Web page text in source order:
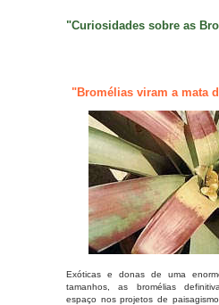
"Curiosidades sobre as
"Bromélias viram a mata
Exóticas e donas de uma
tamanhos, as bromélias
espaço nos projetos de